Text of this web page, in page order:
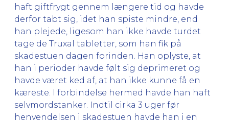
haft giftfrygt gennem længere tid og havde
derfor tabt sig, idet han spiste mindre, end
han plejede, ligesom han ikke havde turdet
tage de Truxal tabletter, som han fik på
skadestuen dagen forinden. Han oplyste, at
han i perioder havde følt sig deprimeret og
havde været ked af, at han ikke kunne få en
kæreste. I forbindelse hermed havde han haft
selvmordstanker. Indtil cirka 3 uger før
henvendelsen i skadestuen havde han i en